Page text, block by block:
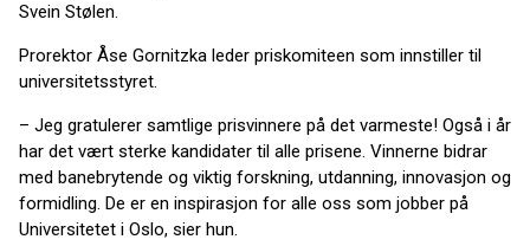
Svein Stølen.
Prorektor Åse Gornitzka leder priskomiteen som innstiller til
universitetsstyret.
– Jeg gratulerer samtlige prisvinnere på det varmeste! Også i år
har det vært sterke kandidater til alle prisene. Vinnerne bidrar
med banebrytende og viktig forskning, utdanning, innovasjon og
formidling. De er en inspirasjon for alle oss som jobber på
Universitetet i Oslo, sier hun.